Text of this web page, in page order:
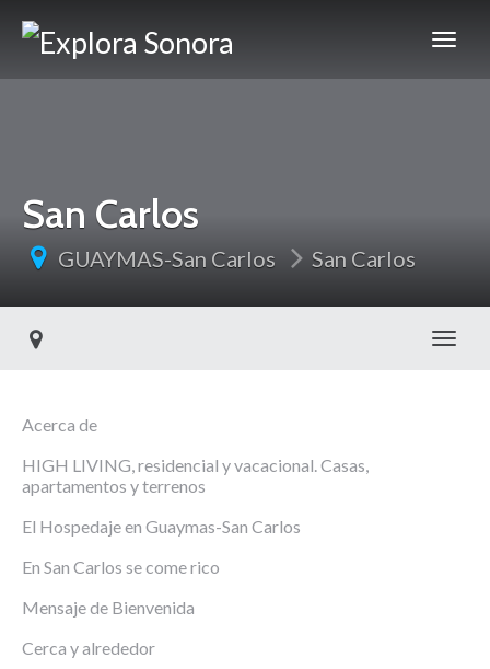
San Carlos
GUAYMAS-San Carlos San Carlos
Acerca de
HIGH LIVING, residencial y vacacional. Casas,
apartamentos y terrenos
El Hospedaje en Guaymas-San Carlos
En San Carlos se come rico
Mensaje de Bienvenida
Cerca y alrededor